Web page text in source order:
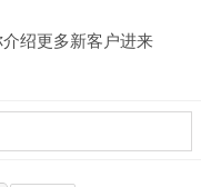
绍更多新客户进来